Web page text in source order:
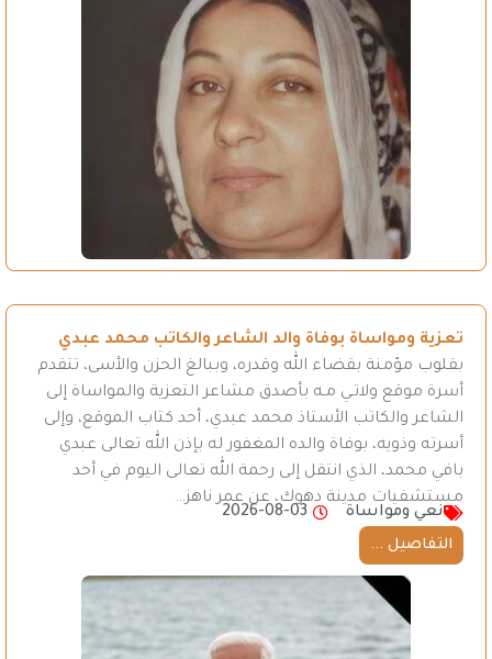
تعزية ومواساة بوفاة والد الشاعر والكاتب محمد عبدي
بقلوب مؤمنة بقضاء الله وقدره، وببالغ الحزن والأسى، تتقدم
أسرة موقع ولاتـي مـه بأصدق مشاعر التعزية والمواساة إلى
الشاعر والكاتب الأستاذ محمد عبدي، أحد كتاب الموقع، وإلى
أسرته وذويه، بوفاة والده المغفور له بإذن الله تعالى عبدي
بافي محمد، الذي انتقل إلى رحمة الله تعالى اليوم في أحد
مستشفيات مدينة دهوك، عن عمر ناهز…
نعي ومواساة
2026-08-03
التفاصيل ...